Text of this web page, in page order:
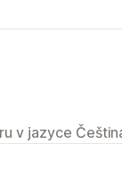
v jazyce